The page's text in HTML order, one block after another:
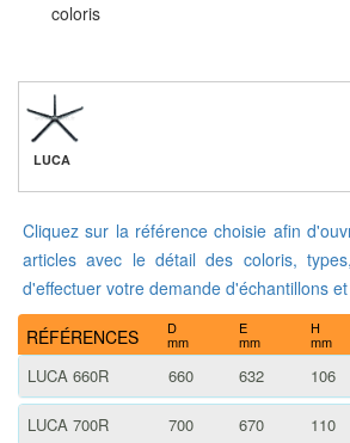
coloris
LUCA
Cliquez sur la référence choisie afin
articles avec le détail des coloris,
d'effectuer votre demande d'échantillons
RÉFÉRENCES D
mm
E
mm
H
mm
LUCA 660R 660 632 106
LUCA 700R 700 670 110